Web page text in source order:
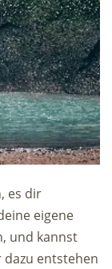
es dir
eigene
und kannst
entstehen